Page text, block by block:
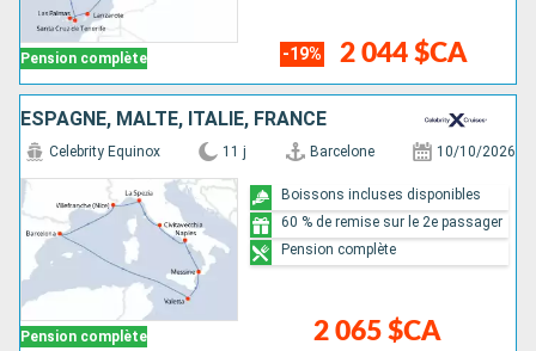
Pension complète -19% 2 044 $CA
ESPAGNE, MALTE, ITALIE, FRANCE
Pension complète
Celebrity Equinox 11 j Barcelone 10/10/2026
2 065 $CA
Boissons incluses disponibles
60 % de remise sur le 2e passager
Pension complète